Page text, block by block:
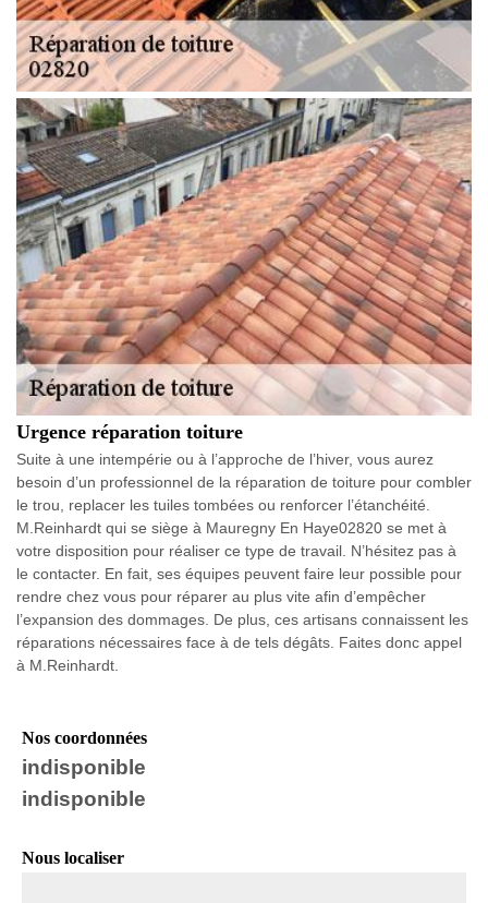
Urgence réparation toiture
Suite à une intempérie ou à l’approche de l’hiver, vous aurez
besoin d’un professionnel de la réparation de toiture pour combler
le trou, replacer les tuiles tombées ou renforcer l’étanchéité.
M.Reinhardt qui se siège à Mauregny En Haye02820 se met à
votre disposition pour réaliser ce type de travail. N’hésitez pas à
le contacter. En fait, ses équipes peuvent faire leur possible pour
rendre chez vous pour réparer au plus vite afin d’empêcher
l’expansion des dommages. De plus, ces artisans connaissent les
réparations nécessaires face à de tels dégâts. Faites donc appel
à M.Reinhardt.
Nos coordonnées
indisponible
indisponible
Nous localiser